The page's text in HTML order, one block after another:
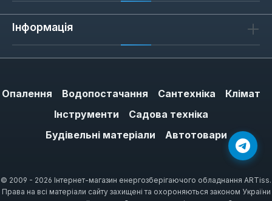
Інформація
Опалення Водопостачання Сантехніка
Клімат
Інструменти
Садова техніка
Будівельні матеріали
Автотовари
© 2009 - 2026 Інтернет-магазин енергозберігаючого обладнання ARTiss.
Права на всі матеріали сайту захищені та охороняються законом України